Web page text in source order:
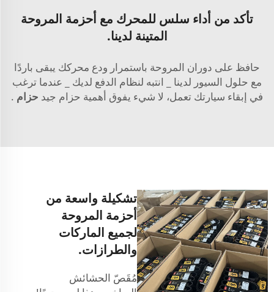
تأكد من أداء سلس للمحرك مع أحزمة المروحة
المتينة لدينا.
حافظ على دوران المروحة باستمرار ودع محركك يبقى باردًا
مع حلول السيور لدينا _ انتبه لنظام الدفع لديك _ عندما ترغب
في إبقاء سيارتك تعمل، لا شيء يفوق أهمية حزام جيد حزام .
تشكيلة واسعة من
أحزمة المروحة
لجميع الماركات
والطرازات.
مُقَصّ الحشائش